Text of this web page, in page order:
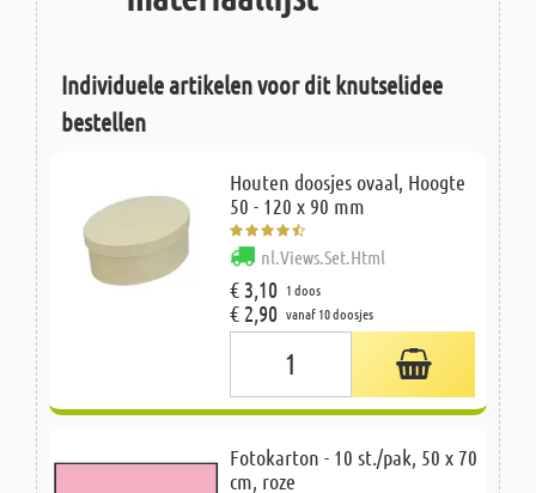
Individuele artikelen voor dit knutselidee
bestellen
Houten doosjes ovaal, Hoogte
50 - 120 x 90 mm
nl.Views.Set.Html
€ 3,10 1 doos
€ 2,90 vanaf 10 doosjes
Fotokarton - 10 st./pak, 50 x 70
cm, roze